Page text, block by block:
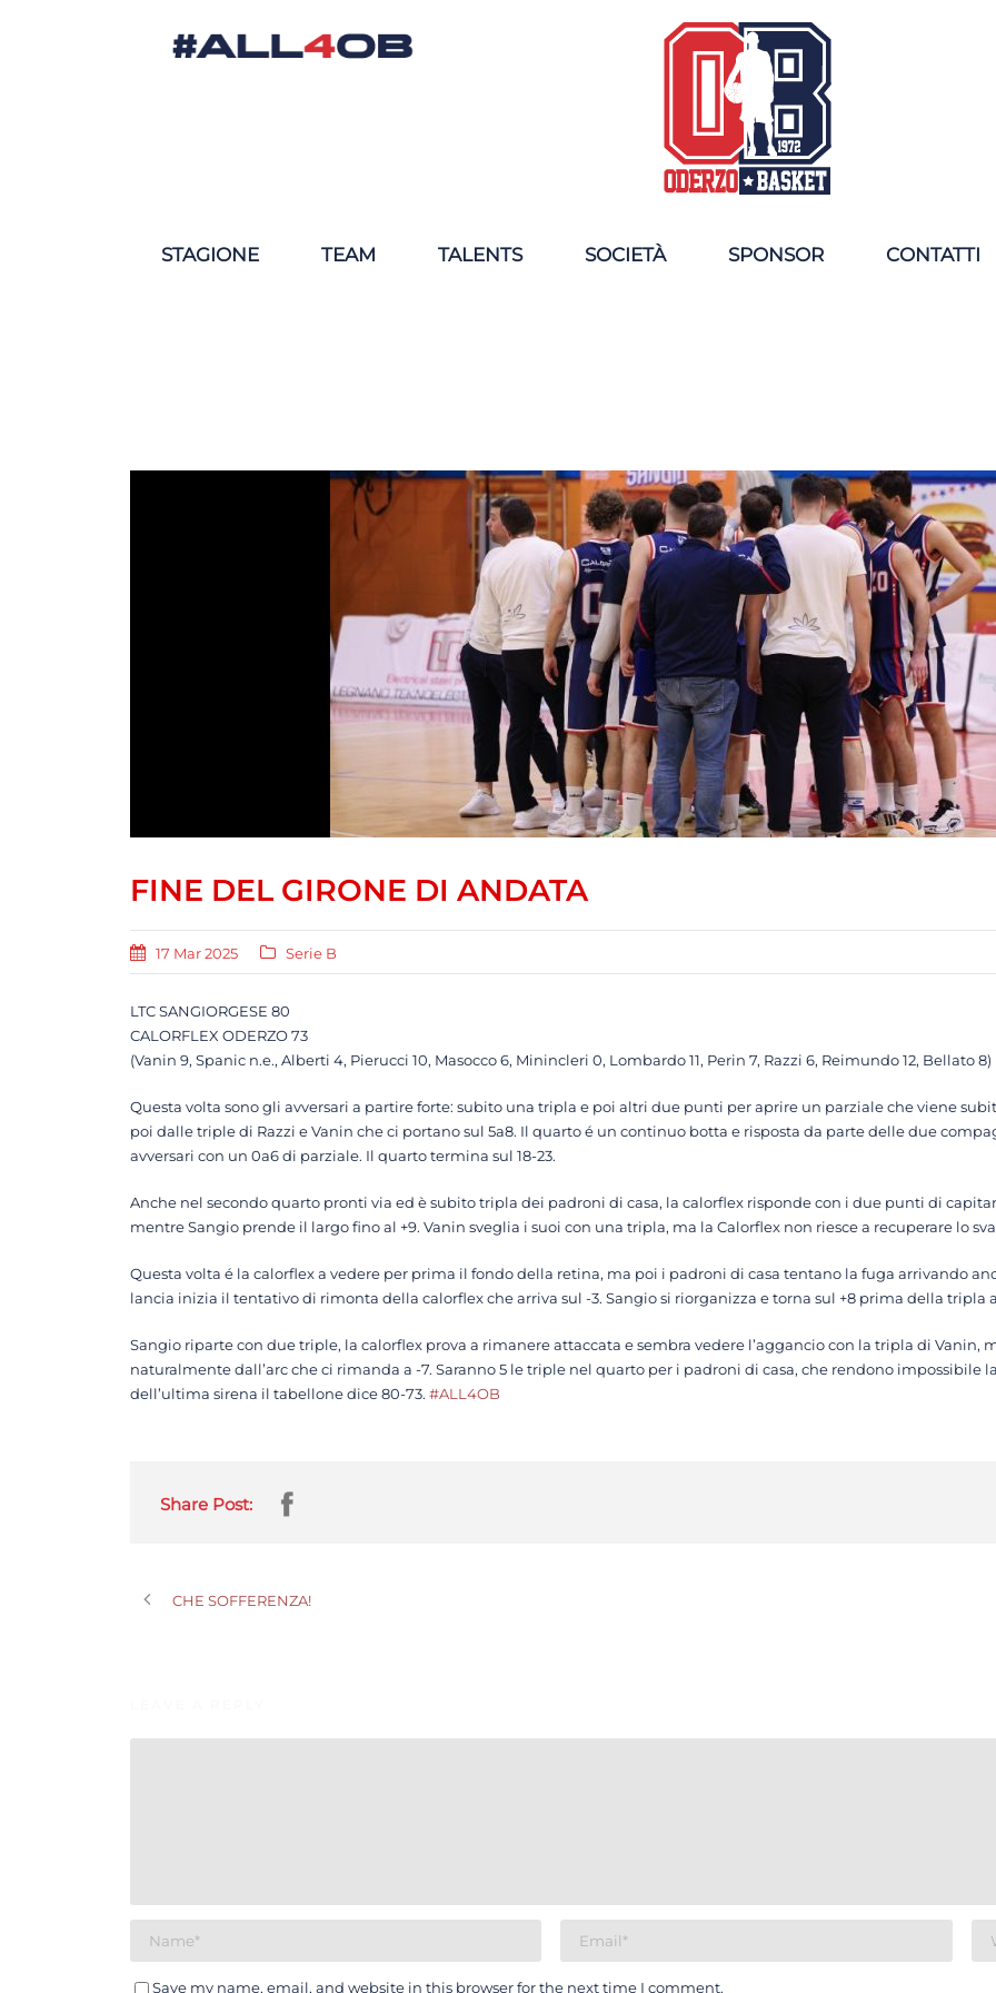
STAGIONE TEAM TALENTS SOCIETÀ SPONSOR CONTATTI
FINE DEL GIRONE DI ANDATA
17 Mar 2025 Serie B
LTC SANGIORGESE 80
CALORFLEX ODERZO 73
(Vanin 9, Spanic n.e., Alberti 4, Pierucci 10, Masocco 6, Minincleri 0, Lombardo 11, Perin 7, Razzi 6, Reimundo 12, Bellato 8)
Questa volta sono gli avversari a partire forte: subito una tripla e poi altri due punti per aprire un parziale che viene
poi dalle triple di Razzi e Vanin che ci portano sul 5a8. Il quarto é un continuo botta e risposta da parte delle due
avversari con un 0a6 di parziale. Il quarto termina sul 18-23.
Anche nel secondo quarto pronti via ed è subito tripla dei padroni di casa, la calorflex risponde con i due punti di
mentre Sangio prende il largo fino al +9. Vanin sveglia i suoi con una tripla, ma la Calorflex non riesce a recuperare lo
Questa volta é la calorflex a vedere per prima il fondo della retina, ma poi i padroni di casa tentano la fuga arrivando
lancia inizia il tentativo di rimonta della calorflex che arriva sul -3. Sangio si riorganizza e torna sul +8 prima della tripla
Sangio riparte con due triple, la calorflex prova a rimanere attaccata e sembra vedere l’aggancio con la tripla di Vanin,
naturalmente dall’arc che ci rimanda a -7. Saranno 5 le triple nel quarto per i padroni di casa, che rendono impossibile
dell’ultima sirena il tabellone dice 80-73. #ALL4OB
Share Post:
CHE SOFFERENZA!
Save my name, email, and website in this browser for the next time I comment.